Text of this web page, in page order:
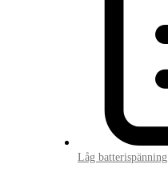
Låg batterispänning